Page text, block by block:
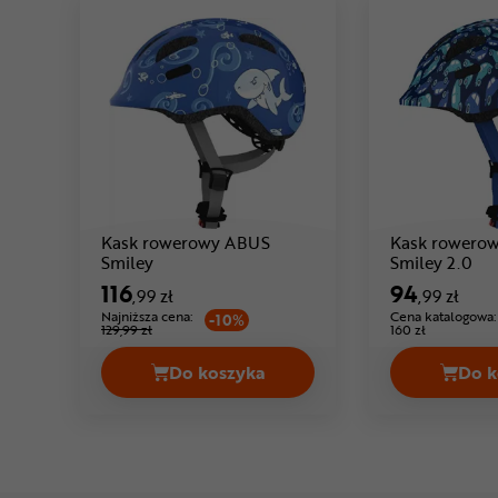
Kask rowerowy ABUS
Smiley
116,99 zł
Najniższa cena:
129,99 zł -10%
Do koszyka
Kask rowerowy ABUS Smiley Cena
Kask
Smiley 2.0
94,99 zł
Cena katalogowa:
160 zł
Do